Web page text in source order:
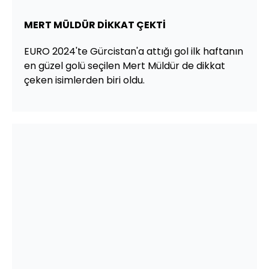
MERT MÜLDÜR DİKKAT ÇEKTİ
EURO 2024'te Gürcistan'a attığı gol ilk haftanın
en güzel golü seçilen Mert Müldür de dikkat
çeken isimlerden biri oldu.